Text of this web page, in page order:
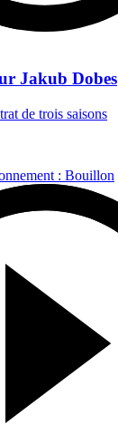
Jakub Dobes
de trois saisons